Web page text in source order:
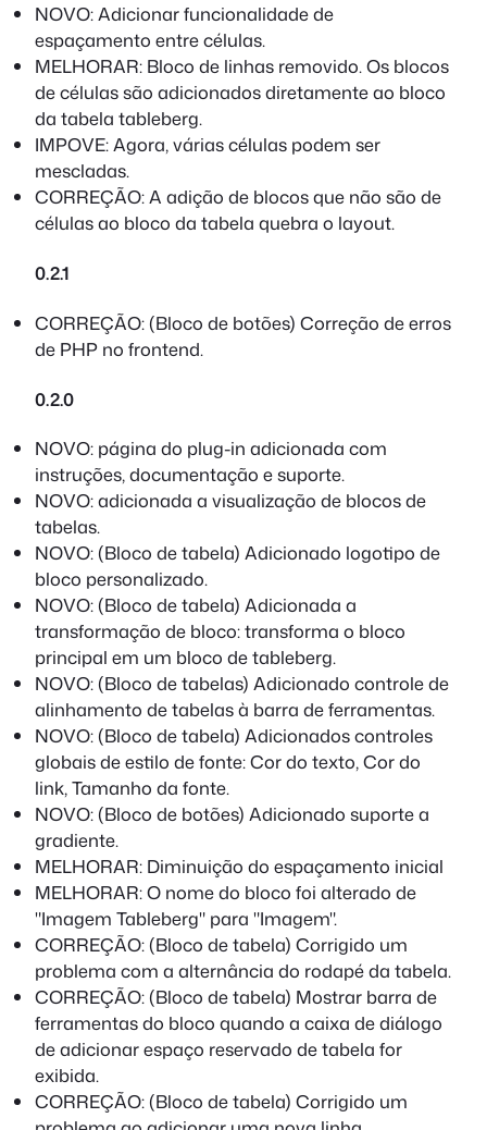
NOVO: Adicionar funcionalidade de
espaçamento entre células.
MELHORAR: Bloco de linhas removido. Os blocos
de células são adicionados diretamente ao bloco
da tabela tableberg.
IMPOVE: Agora, várias células podem ser
mescladas.
CORREÇÃO: A adição de blocos que não são de
células ao bloco da tabela quebra o layout.
0.2.1
CORREÇÃO: (Bloco de botões) Correção de erros
de PHP no frontend.
0.2.0
NOVO: página do plug-in adicionada com
instruções, documentação e suporte.
NOVO: adicionada a visualização de blocos de
tabelas.
NOVO: (Bloco de tabela) Adicionado logotipo de
bloco personalizado.
NOVO: (Bloco de tabela) Adicionada a
transformação de bloco: transforma o bloco
principal em um bloco de tableberg.
NOVO: (Bloco de tabelas) Adicionado controle de
alinhamento de tabelas à barra de ferramentas.
NOVO: (Bloco de tabela) Adicionados controles
globais de estilo de fonte: Cor do texto, Cor do
link, Tamanho da fonte.
NOVO: (Bloco de botões) Adicionado suporte a
gradiente.
MELHORAR: Diminuição do espaçamento inicial
MELHORAR: O nome do bloco foi alterado de
"Imagem Tableberg" para "Imagem".
CORREÇÃO: (Bloco de tabela) Corrigido um
problema com a alternância do rodapé da tabela.
CORREÇÃO: (Bloco de tabela) Mostrar barra de
ferramentas do bloco quando a caixa de diálogo
de adicionar espaço reservado de tabela for
exibida.
CORREÇÃO: (Bloco de tabela) Corrigido um